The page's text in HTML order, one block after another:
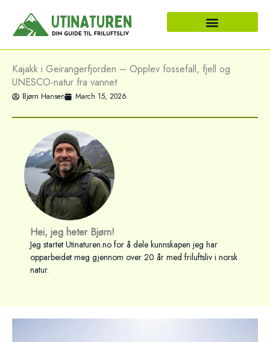
content
Kajakk i Geirangerfjorden – Opplev fossefall, fjell og
UNESCO-natur fra vannet
Bjørn Hansen March 15, 2026
Hei, jeg heter Bjørn!
Jeg startet Utinaturen.no for å dele kunnskapen jeg har
opparbeidet meg gjennom over 20 år med friluftsliv i norsk
natur.